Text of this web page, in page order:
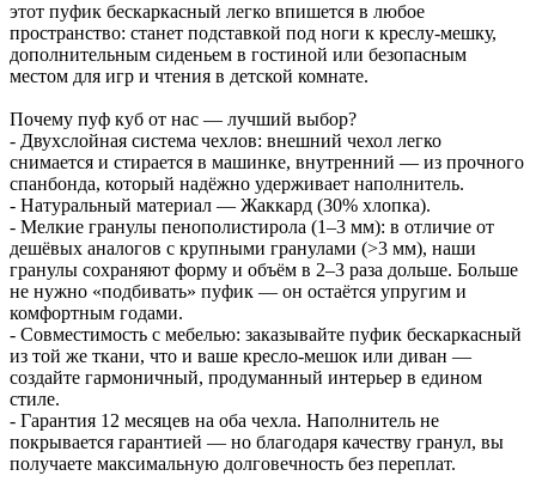
этот пуфик бескаркасный легко впишется в любое
пространство: станет подставкой под ноги к креслу-мешку,
дополнительным сиденьем в гостиной или безопасным
местом для игр и чтения в детской комнате.
Почему пуф куб от нас — лучший выбор?
- Двухслойная система чехлов: внешний чехол легко
снимается и стирается в машинке, внутренний — из прочного
спанбонда, который надёжно удерживает наполнитель.
- Натуральный материал — Жаккард (30% хлопка).
- Мелкие гранулы пенополистирола (1–3 мм): в отличие от
дешёвых аналогов с крупными гранулами (>3 мм), наши
гранулы сохраняют форму и объём в 2–3 раза дольше. Больше
не нужно «подбивать» пуфик — он остаётся упругим и
комфортным годами.
- Совместимость с мебелью: заказывайте пуфик бескаркасный
из той же ткани, что и ваше кресло-мешок или диван —
создайте гармоничный, продуманный интерьер в едином
стиле.
- Гарантия 12 месяцев на оба чехла. Наполнитель не
покрывается гарантией — но благодаря качеству гранул, вы
получаете максимальную долговечность без переплат.